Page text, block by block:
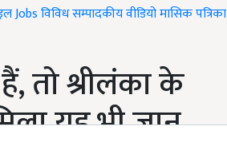
Jobsविविधसम्पादकीयवीडियोमासिक पत्रिका
तो श्रीलंका के
यह भी जान